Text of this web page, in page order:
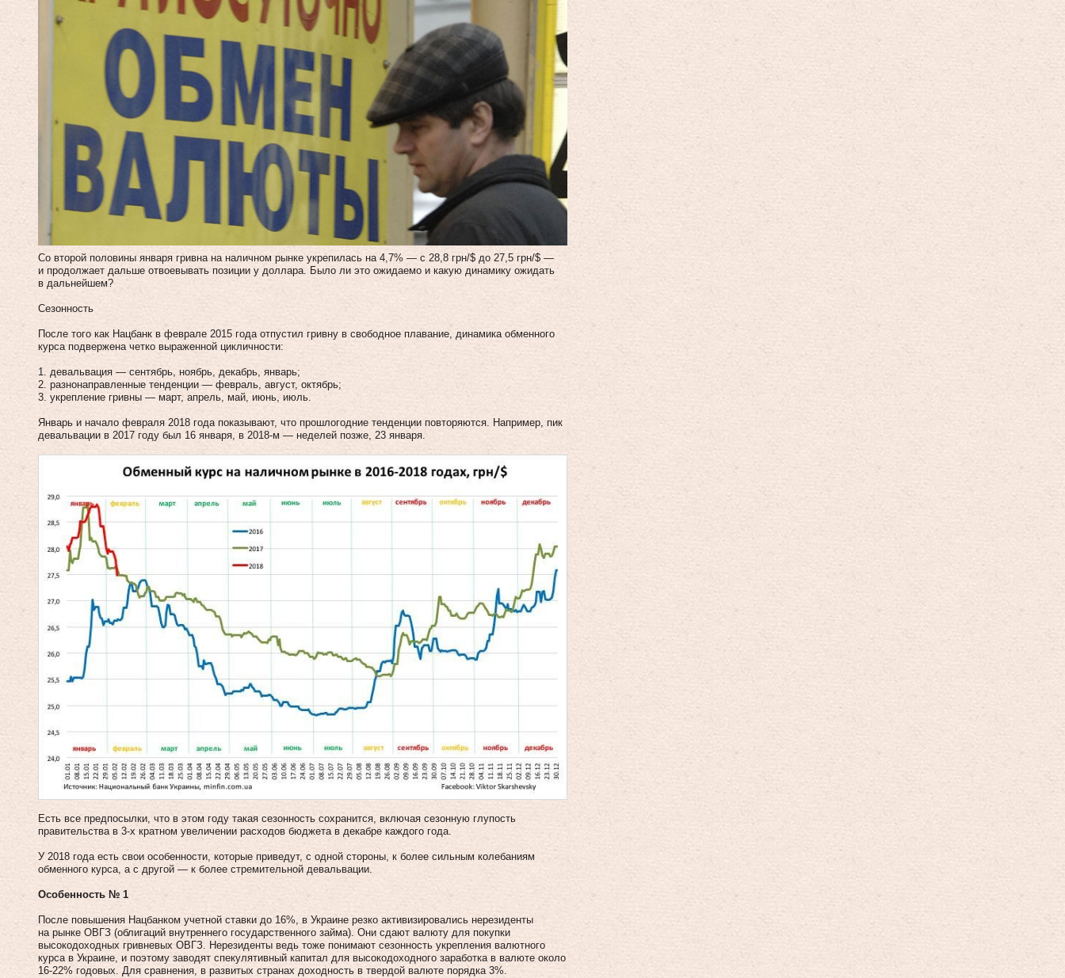
Со второй половины января гривна на наличном рынке укрепилась на 4,7% — с 28,8 грн/$ до 27,5 грн/$ —
и продолжает дальше отвоевывать позиции у доллара. Было ли это ожидаемо и какую динамику ожидать
в дальнейшем?
Сезонность
После того как Нацбанк в феврале 2015 года отпустил гривну в свободное плавание, динамика обменного
курса подвержена четко выраженной цикличности:
1. девальвация — сентябрь, ноябрь, декабрь, январь;
2. разнонаправленные тенденции — февраль, август, октябрь;
3. укрепление гривны — март, апрель, май, июнь, июль.
Январь и начало февраля 2018 года показывают, что прошлогодние тенденции повторяются. Например, пик
девальвации в 2017 году был 16 января, в 2018-м — неделей позже, 23 января.
Есть все предпосылки, что в этом году такая сезонность сохранится, включая сезонную глупость
правительства в 3-х кратном увеличении расходов бюджета в декабре каждого года.
У 2018 года есть свои особенности, которые приведут, с одной стороны, к более сильным колебаниям
обменного курса, а с другой — к более стремительной девальвации.
Особенность № 1
После повышения Нацбанком учетной ставки до 16%, в Украине резко активизировались нерезиденты
на рынке ОВГЗ (облигаций внутреннего государственного займа). Они сдают валюту для покупки
высокодоходных гривневых ОВГЗ. Нерезиденты ведь тоже понимают сезонность укрепления валютного
курса в Украине, и поэтому заводят спекулятивный капитал для высокодоходного заработка в валюте около
16-22% годовых. Для сравнения, в развитых странах доходность в твердой валюте порядка 3%.